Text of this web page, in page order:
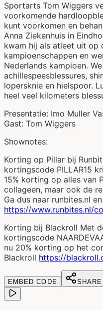
Sportarts Tom Wiggers
voorkomende
kunt voorkomen en
Anna Ziekenhuis in
kwam hij als atleet uit op
kampioenschappen en
Nederlands kampioen.
achillespeesblessures,
lopersknie en hielspoor.
heel veel kilometers
Presentatie: Imo Muller
Gast: Tom Wiggers
Shownotes:
Korting op Pillar bij
kortingscode PILLAR15
15% korting op alles van
collageen, maar ook de
Ga dus naar runbites.nl
https://www.runbites.nl/
Korting bij Blackroll Met
kortingscode
nu 20% korting op het
Blackroll https://
EMBED CODE SHARE